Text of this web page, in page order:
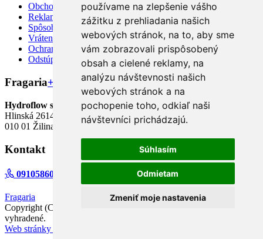
používame na zlepšenie vášho
zážitku z prehliadania našich
webových stránok, na to, aby sme
vám zobrazovali prispôsobený
obsah a cielené reklamy, na
analýzu návštevnosti našich
webových stránok a na
pochopenie toho, odkiaľ naši
návštevníci prichádzajú.
Súhlasím
Odmietam
Zmeniť moje nastavenia
Obchodné podmienky
Reklamácia
Spôsoby dopravy a platby
Vrátenie tovaru
Ochrana osobných údajov
Odstúpiť od zmluvy TU
Fragaria+
Hydroflow s.r.o.
Hlinská 2614/12,
010 01 Žilina
Kontakt
0910586092, 0901778260 info@fragaria.sk
Fragaria
Copyright (C) 2026
vyhradené.
Web stránky NEONUS.sk